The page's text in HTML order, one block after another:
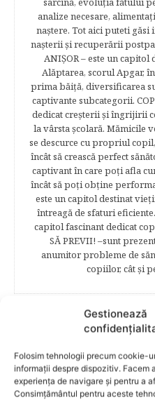
Gestionează
Folosim tehnologii precum cookie-
informații despre dispozitiv. Facem
experiența de navigare și pentru a
Consimțământul pentru aceste
analize necesare,
naştere. Tot aici puteti
naşterii şi recuperării
ANIŞOR – este un
Alăptarea, scorul Apgar,
prima băiţă, diversificarea
captivante subcategorii.
dedicat creşterii şi îngrijirii
la vârsta şcolară. Mămicile
se descurce cu propriul
încât să crească perfect
captivant în care poţi afla
încât să poţi obţine
este un capitol destinat
întreagă de sfaturi
capitol fascinant dedicat
SĂ PREVII! –sunt
anumitor probleme de
copiilor, cât şi
RELATED POSTS